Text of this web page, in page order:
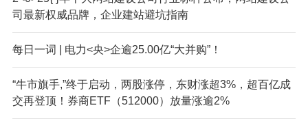
司最新权威品牌，企业建站避坑指南
每日一词 | 电力<央>企逾25.00亿“大并购”！
“牛市旗手,”终于启动，两股涨停，东财涨超3%，超百亿成
交再登顶！券商ETF（512000）放量涨逾2%